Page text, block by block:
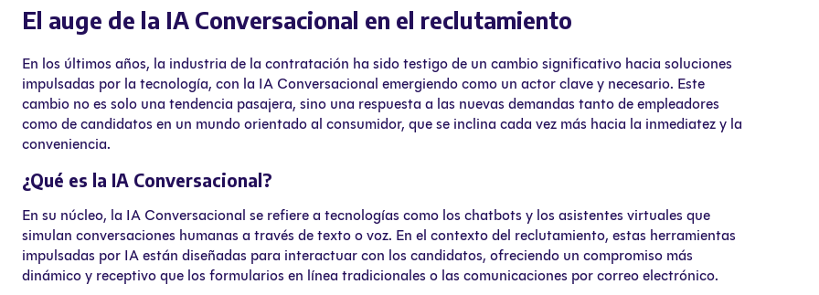
El auge de la IA Conversacional en el reclutamiento
En los últimos años, la industria de la contratación ha sido testigo de un cambio significativo hacia soluciones
impulsadas por la tecnología, con la IA Conversacional emergiendo como un actor clave y necesario. Este
cambio no es solo una tendencia pasajera, sino una respuesta a las nuevas demandas tanto de empleadores
como de candidatos en un mundo orientado al consumidor, que se inclina cada vez más hacia la inmediatez y la
conveniencia.
¿Qué es la IA Conversacional?
En su núcleo, la IA Conversacional se refiere a tecnologías como los chatbots y los asistentes virtuales que
simulan conversaciones humanas a través de texto o voz. En el contexto del reclutamiento, estas herramientas
impulsadas por IA están diseñadas para interactuar con los candidatos, ofreciendo un compromiso más
dinámico y receptivo que los formularios en línea tradicionales o las comunicaciones por correo electrónico.